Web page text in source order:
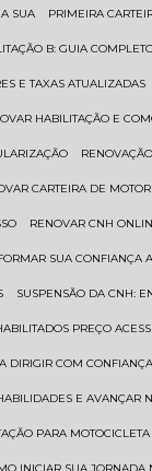
SUA PRIMEIRA
B: GUIA
E TAXAS ATUALIZADAS
HABILITAÇÃO E
CARTEIRA DE
RENOVAR CNH
SUA CONFIANÇA
SUSPENSÃO DA CNH:
PREÇO
DIRIGIR COM CONFIANÇA
E AVANÇAR
PARA MOTOCICLETA